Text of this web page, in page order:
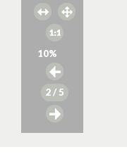
10%
2/ 5